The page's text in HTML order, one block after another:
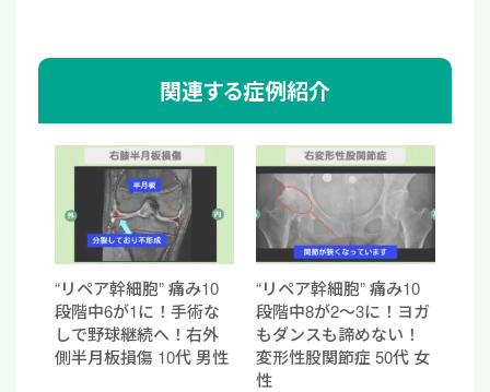
関連する症例紹介
“リペア幹細胞” 痛み10
段階中6が1に！手術な
しで野球継続へ！右外
側半月板損傷 10代 男性
“リペア幹細胞” 痛み10
段階中8が2〜3に！ヨガ
もダンスも諦めない！
変形性股関節症 50代 女
性